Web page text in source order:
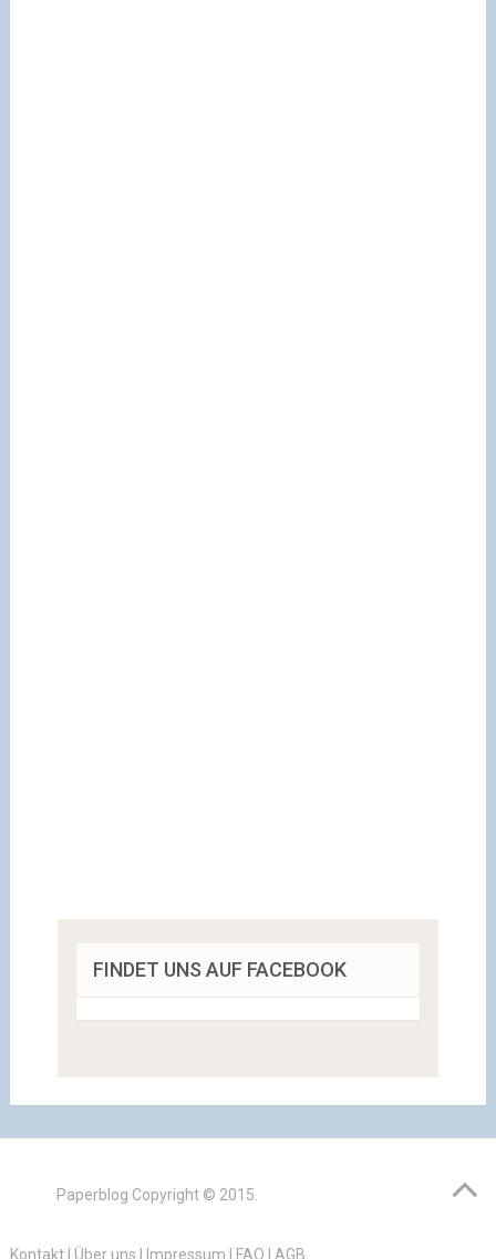
FINDET UNS AUF FACEBOOK
Paperblog Copyright © 2015.
Kontakt| Über uns Impressum FAQ AGB